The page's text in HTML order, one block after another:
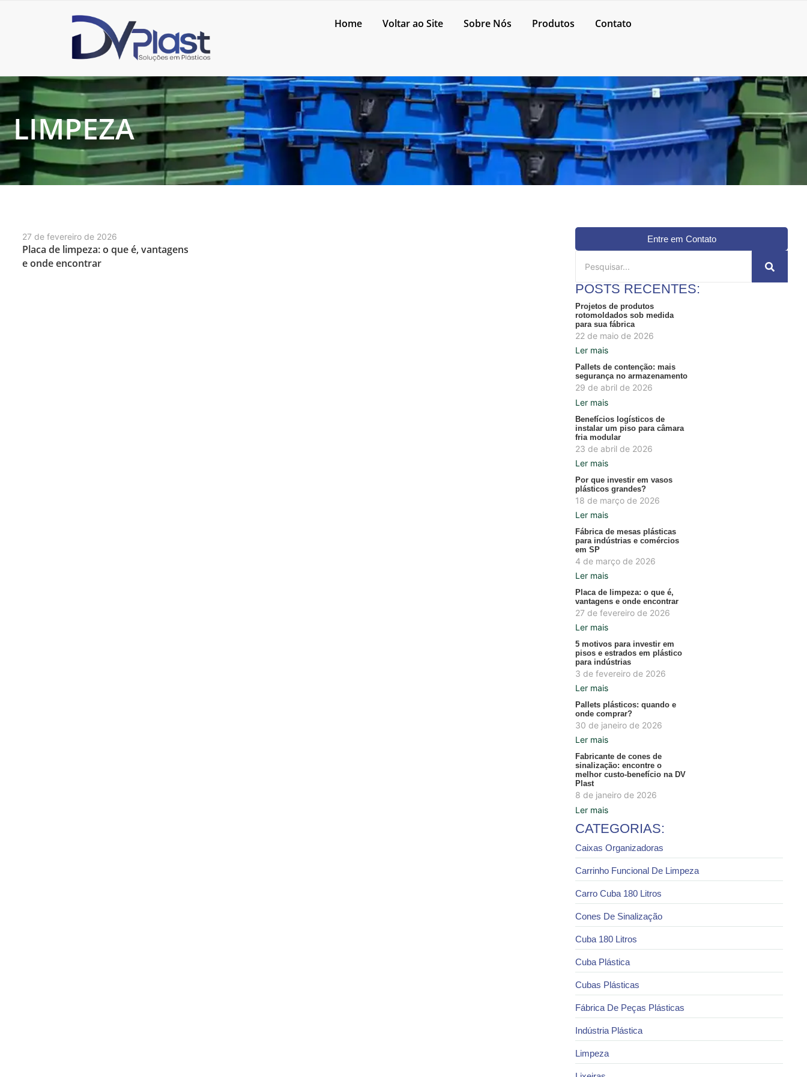
Home Voltar ao Site Sobre Nós Produtos Contato
LIMPEZA
27 de fevereiro de 2026
Placa de limpeza: o que é, vantagens
e onde encontrar
Entre em Contato
POSTS RECENTES:
Projetos de produtos
rotomoldados sob medida
para sua fábrica
22 de maio de 2026
Ler mais
Pallets de contenção: mais
segurança no armazenamento
29 de abril de 2026
Ler mais
Benefícios logísticos de
instalar um piso para câmara
fria modular
23 de abril de 2026
Ler mais
Por que investir em vasos
plásticos grandes?
18 de março de 2026
Ler mais
Fábrica de mesas plásticas
para indústrias e comércios
em SP
4 de março de 2026
Ler mais
Placa de limpeza: o que é,
vantagens e onde encontrar
27 de fevereiro de 2026
Ler mais
5 motivos para investir em
pisos e estrados em plástico
para indústrias
3 de fevereiro de 2026
Ler mais
Pallets plásticos: quando e
onde comprar?
30 de janeiro de 2026
Ler mais
Fabricante de cones de
sinalização: encontre o
melhor custo-benefício na DV
Plast
8 de janeiro de 2026
Ler mais
CATEGORIAS:
Caixas Organizadoras
Carrinho Funcional De Limpeza
Carro Cuba 180 Litros
Cones De Sinalização
Cuba 180 Litros
Cuba Plástica
Cubas Plásticas
Fábrica De Peças Plásticas
Indústria Plástica
Limpeza